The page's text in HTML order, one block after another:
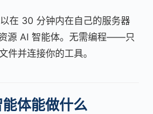
在 30 分钟内在自己的服务器
源 AI 智能体。无需编程——只
件并连接你的工具。
体能做什么